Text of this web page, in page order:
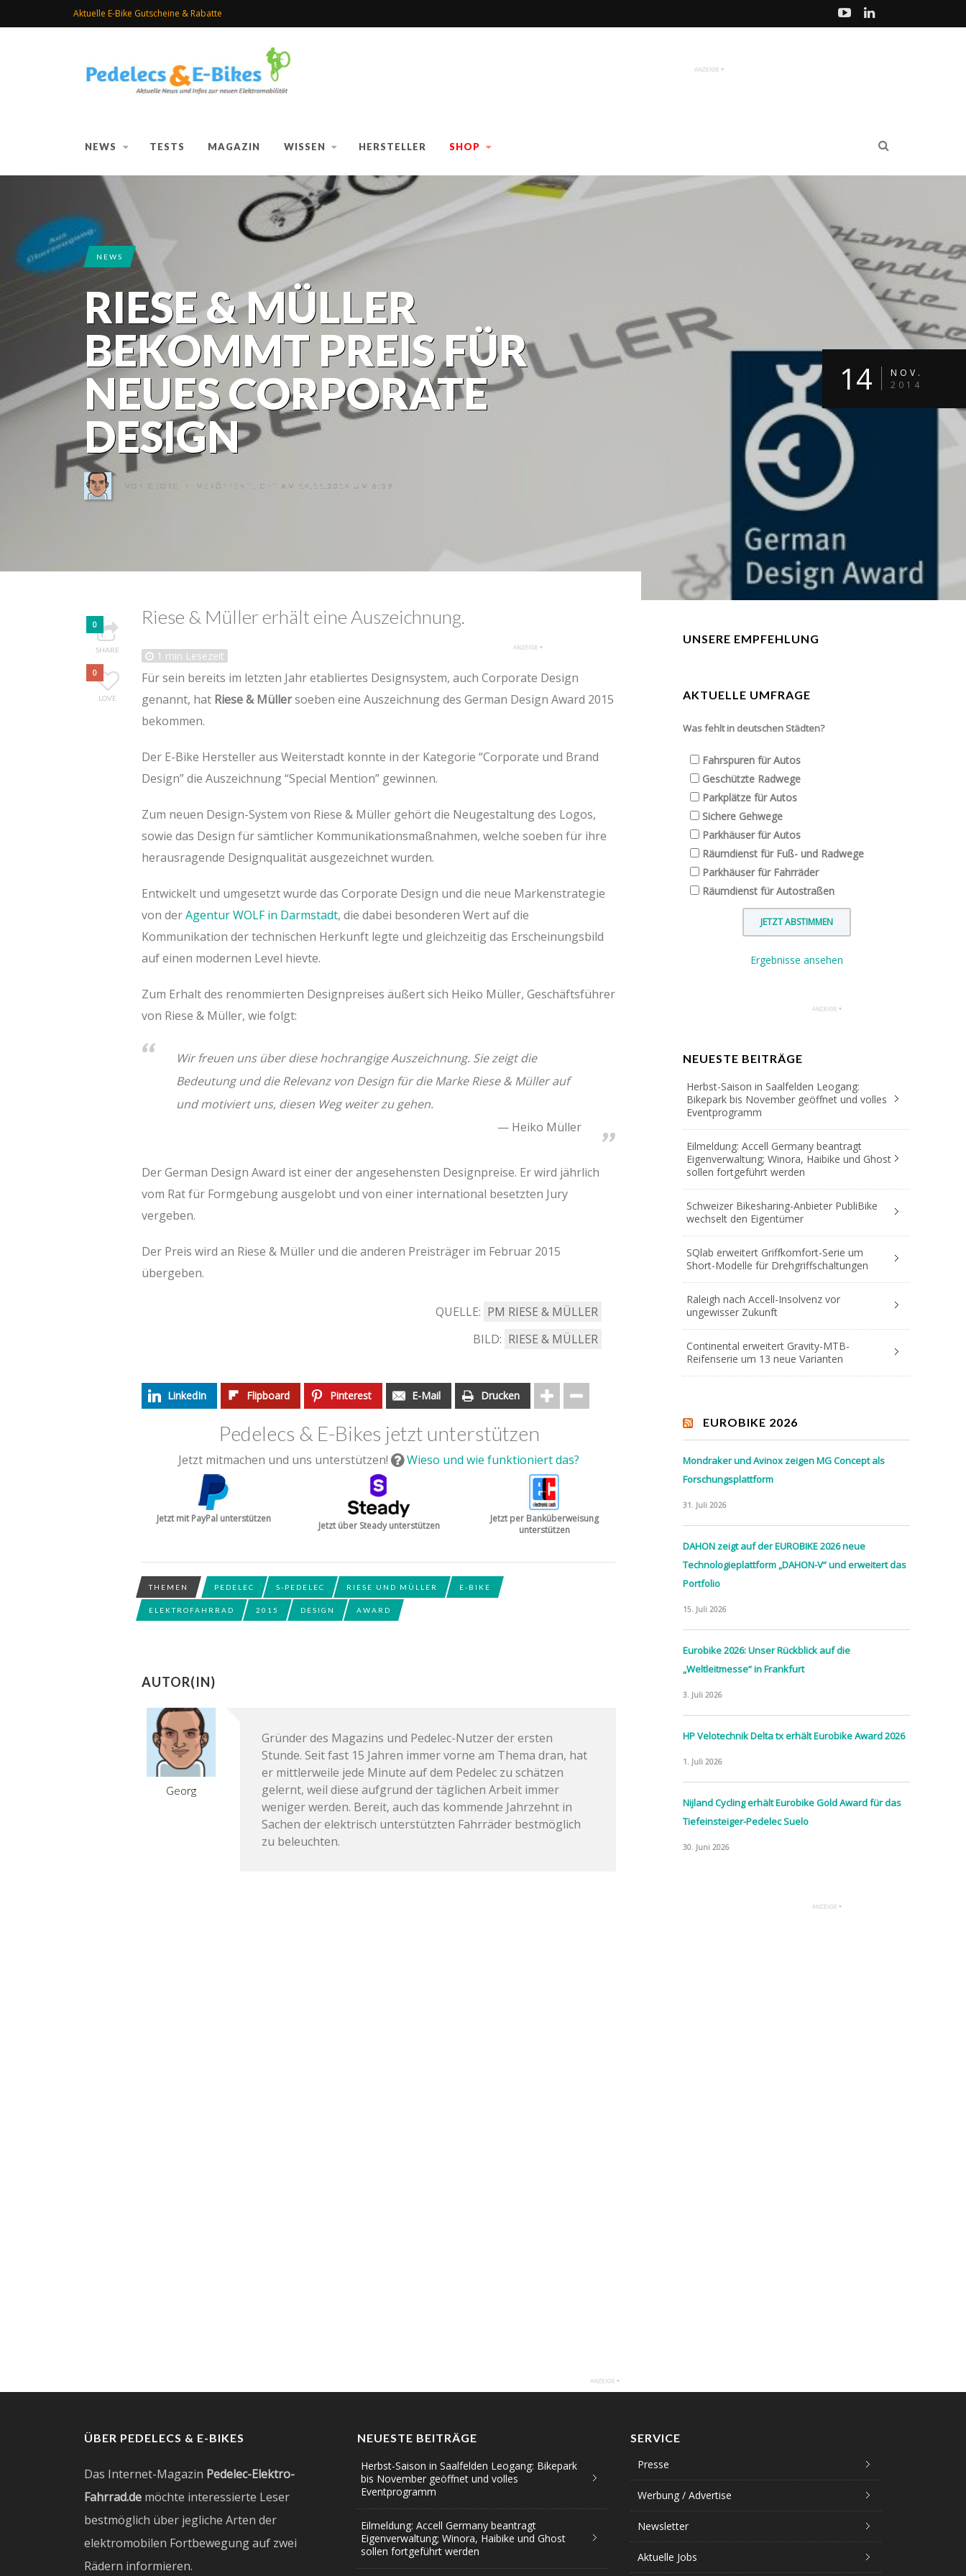
Aktuelle E-Bike Gutscheine & Rabatte
NEWS TESTS MAGAZIN WISSEN HERSTELLER SHOP
NEWS
RIESE & MÜLLER
BEKOMMT PREIS FÜR
NEUES CORPORATE
DESIGN
VON GEORG • VERÖFFENTLICHT AM 14.11.2014 UM 6:39
14
NOV.
2014
0
SHARE
0
LOVE
Riese & Müller erhält eine Auszeichnung.
1 min Lesezeit
Für sein bereits im letzten Jahr etabliertes Designsystem, auch Corporate Design
genannt, hat Riese & Müllersoeben eine Auszeichnung des German Design Award 2015
bekommen.
Der E-Bike Hersteller aus Weiterstadt konnte in der Kategorie “Corporate und Brand
Design” die Auszeichnung “Special Mention” gewinnen.
Zum neuen Design-System von Riese & Müller gehört die Neugestaltung des Logos,
sowie das Design für sämtlicher Kommunikationsmaßnahmen, welche soeben für ihre
herausragende Designqualität ausgezeichnet wurden.
Entwickelt und umgesetzt wurde das Corporate Design und die neue Markenstrategie
von derAgentur WOLF in Darmstadt, die dabei besonderen Wert auf die
Kommunikation der technischen Herkunft legte und gleichzeitig das Erscheinungsbild
auf einen modernen Level hievte.
Zum Erhalt des renommierten Designpreises äußert sich Heiko Müller, Geschäftsführer
von Riese & Müller, wie folgt:
Wir freuen uns über diese hochrangige Auszeichnung. Sie zeigt die
Bedeutung und die Relevanz von Design für die Marke Riese & Müller auf
und motiviert uns, diesen Weg weiter zu gehen.
Heiko Müller
Der German Design Award ist einer der angesehensten Designpreise. Er wird jährlich
vom Rat für Formgebung ausgelobt und von einer international besetzten Jury
vergeben.
Der Preis wird an Riese & Müller und die anderen Preisträger im Februar 2015
übergeben.
QUELLE: PM RIESE & MÜLLER
BILD: RIESE & MÜLLER
LinkedIn Flipboard Pinterest E-Mail Drucken
Pedelecs & E-Bikes jetzt unterstützen
Jetzt mitmachen und uns unterstützen! Wieso und wie funktioniert das?
Jetzt mit PayPal unterstützen
Jetzt über Steady unterstützen
Jetzt per Banküberweisung
unterstützen
THEMEN PEDELEC S-PEDELEC RIESE UND MÜLLER E-BIKE
ELEKTROFAHRRAD 2015 DESIGN AWARD
AUTOR(IN)
Georg
Gründer des Magazins und Pedelec-Nutzer der ersten
Stunde. Seit fast 15 Jahren immer vorne am Thema dran, hat
er mittlerweile jede Minute auf dem Pedelec zu schätzen
gelernt, weil diese aufgrund der täglichen Arbeit immer
weniger werden. Bereit, auch das kommende Jahrzehnt in
Sachen der elektrisch unterstützten Fahrräder bestmöglich
zu beleuchten.
UNSERE EMPFEHLUNG
AKTUELLE UMFRAGE
Was fehlt in deutschen Städten?
Fahrspuren für Autos
Geschützte Radwege
Parkplätze für Autos
Sichere Gehwege
Parkhäuser für Autos
Räumdienst für Fuß- und Radwege
Parkhäuser für Fahrräder
Räumdienst für Autostraßen
Ergebnisse ansehen
NEUESTE BEITRÄGE
Herbst-Saison in Saalfelden Leogang:
Bikepark bis November geöffnet und volles
Eventprogramm
Eilmeldung: Accell Germany beantragt
Eigenverwaltung; Winora, Haibike und Ghost
sollen fortgeführt werden
Schweizer Bikesharing-Anbieter PubliBike
wechselt den Eigentümer
SQlab erweitert Griffkomfort-Serie um
Short-Modelle für Drehgriffschaltungen
Raleigh nach Accell-Insolvenz vor
ungewisser Zukunft
Continental erweitert Gravity-MTB-
Reifenserie um 13 neue Varianten
EUROBIKE 2026
Mondraker und Avinox zeigen MG Concept als
Forschungsplattform
31. Juli 2026
DAHON zeigt auf der EUROBIKE 2026 neue
Technologieplattform „DAHON-V“ und erweitert das
Portfolio
15. Juli 2026
Eurobike 2026: Unser Rückblick auf die
„Weltleitmesse“ in Frankfurt
3. Juli 2026
HP Velotechnik Delta tx erhält Eurobike Award 2026
1. Juli 2026
Nijland Cycling erhält Eurobike Gold Award für das
Tiefeinsteiger-Pedelec Suelo
30. Juni 2026
ÜBER PEDELECS & E-BIKES
Das Internet-Magazin Pedelec-Elektro-
Fahrrad.de möchte interessierte Leser
bestmöglich über jegliche Arten der
elektromobilen Fortbewegung auf zwei
Rädern informieren.
NEUESTE BEITRÄGE
Herbst-Saison in Saalfelden Leogang: Bikepark
bis November geöffnet und volles
Eventprogramm
Eilmeldung: Accell Germany beantragt
Eigenverwaltung; Winora, Haibike und Ghost
sollen fortgeführt werden
SERVICE
Presse
Werbung / Advertise
Newsletter
Aktuelle Jobs